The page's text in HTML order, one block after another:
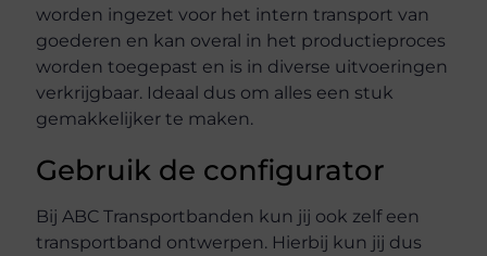
worden ingezet voor het intern transport van
goederen en kan overal in het productieproces
worden toegepast en is in diverse uitvoeringen
verkrijgbaar. Ideaal dus om alles een stuk
gemakkelijker te maken.
Gebruik de configurator
Bij ABC Transportbanden kun jij ook zelf een
transportband ontwerpen. Hierbij kun jij dus